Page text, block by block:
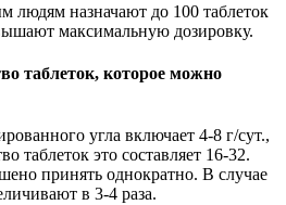
людям назначают до 100 таблеток
максимальную дозировку.
таблеток, которое можно
угла включает 4-8 г/сут.,
таблеток это составляет 16-32.
принять однократно. В случае
в 3-4 раза.